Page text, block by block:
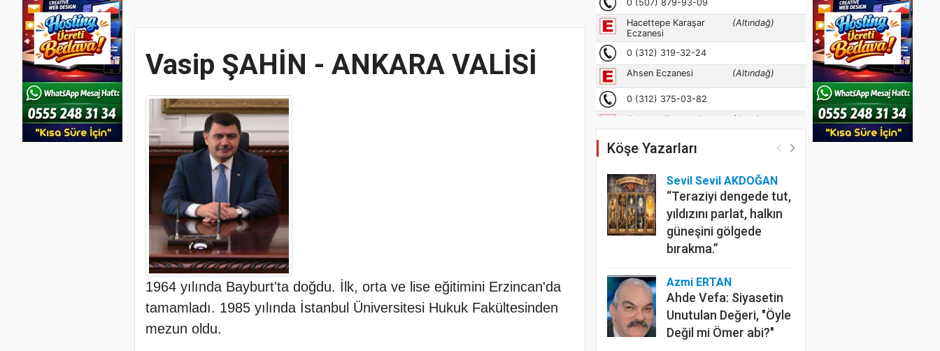
Vasip ŞAHİN - ANKARA VALİSİ
1964 yılında Bayburt'ta doğdu. İlk, orta ve lise eğitimini Erzincan'da
tamamladı. 1985 yılında İstanbul Üniversitesi Hukuk Fakültesinden
mezun oldu.
Köşe Yazarları
Sevil Sevil AKDOĞAN
“Teraziyi dengede tut,
yıldızını parlat, halkın
güneşini gölgede
bırakma.”
Azmi ERTAN
Ahde Vefa: Siyasetin
Unutulan Değeri, "Öyle
Değil mi Ömer abi?"